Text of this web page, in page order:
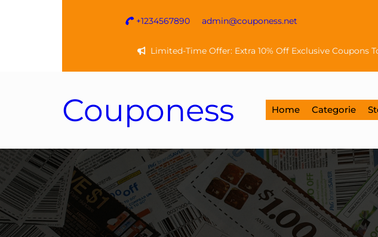
+1234567890 admin@couponess.net
Limited-Time Offer: Extra 10% Off Exclusive Coupons
Couponess Home Categorie